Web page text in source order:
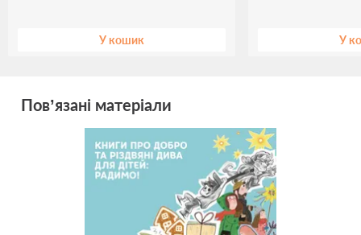
У кошик У
Пов’язані матеріали